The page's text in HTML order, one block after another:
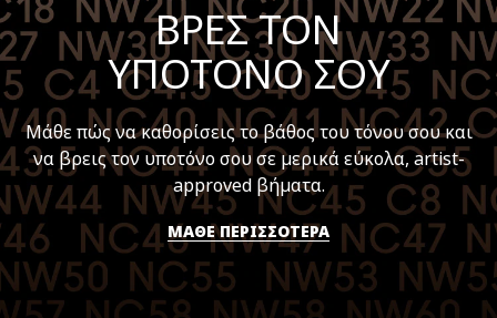
ΒΡΕΣ ΤΟΝ
ΥΠΟΤΟΝΟ ΣΟΥ
Μάθε πώς να καθορίσεις το βάθος του τόνου σου και
να βρεις τον υποτόνο σου σε μερικά εύκολα, artist-
approved βήματα.
ΜΑΘΕ ΠΕΡΙΣΣΟΤΕΡΑ